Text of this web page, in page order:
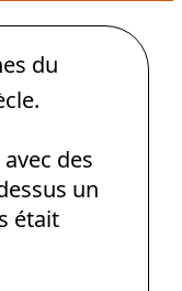
du
des
un
était